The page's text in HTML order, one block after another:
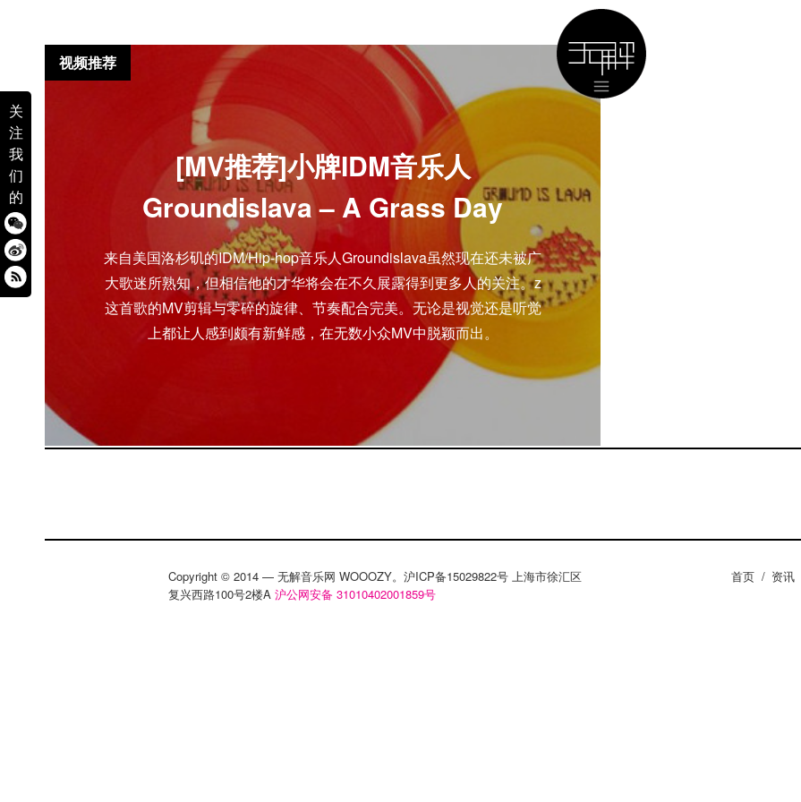
关
注
我
们
的
[MV推荐]小牌IDM音乐人
Groundislava – A Grass Day
来自美国洛杉矶的IDM/Hip-hop音乐人Groundislava虽然现在还未被广
大歌迷所熟知，但相信他的才华将会在不久展露得到更多人的关注。z
这首歌的MV剪辑与零碎的旋律、节奏配合完美。无论是视觉还是听觉
上都让人感到颇有新鲜感，在无数小众MV中脱颖而出。
视频推荐
Copyright © 2014 — 无解音乐网 WOOOZY。沪ICP备15029822号 上海市徐汇区
复兴西路100号2楼A 沪公网安备 31010402001859号
首页 / 资讯